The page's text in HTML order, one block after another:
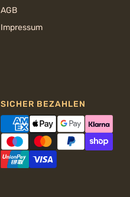
AGB
Impressum
SICHER BEZAHLEN